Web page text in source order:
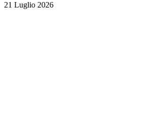
21 Luglio 2026